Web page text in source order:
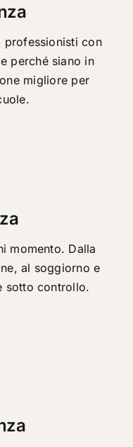
professionisti con
perché siano in
migliore per
momento. Dalla
al soggiorno e
sotto controllo.